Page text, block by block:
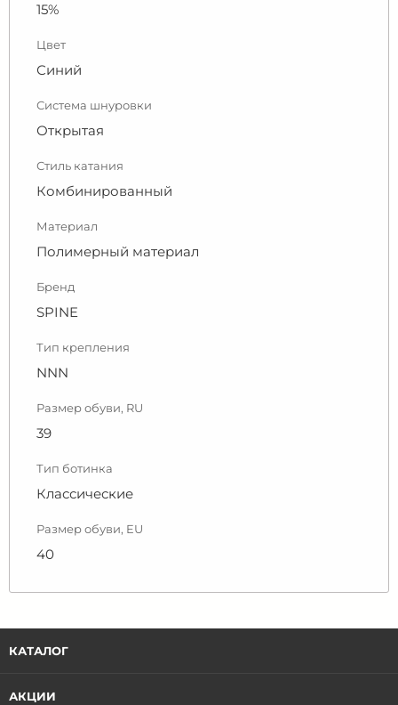
15%
Цвет
Синий
Система шнуровки
Открытая
Стиль катания
Комбинированный
Материал
Полимерный материал
Бренд
SPINE
Тип крепления
NNN
Размер обуви, RU
39
Тип ботинка
Классические
Размер обуви, EU
40
КАТАЛОГ
АКЦИИ